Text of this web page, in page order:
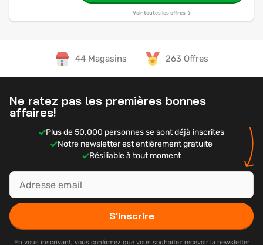
Voir toutes les offres
44 Magasins 263 Offres
Ne ratez pas les premières bonnes
affaires!
Plus de 50.000 personnes se sont déjà inscrites
Notre newsletter est entièrement gratuite
Résiliable à tout moment
S'inscrire
En vous inscrivant, vous confirmez que vous souhaitez recevoir la newsletter